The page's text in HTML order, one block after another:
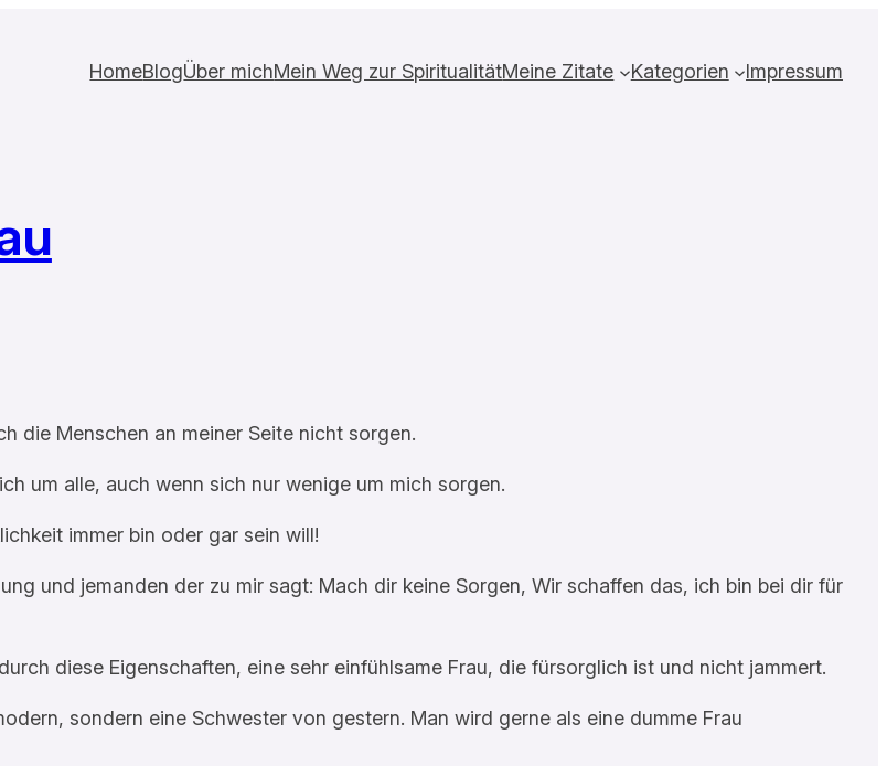
HomeBlogÜber michMein Weg zur SpiritualitätMeine Zitate Kategorien Impressum
die Menschen an meiner Seite nicht sorgen.
um alle, auch wenn sich nur wenige um mich sorgen.
immer bin oder gar sein will!
und jemanden der zu mir sagt: Mach dir keine Sorgen, Wir schaffen das, ich bin bei dir für
diese Eigenschaften, eine sehr einfühlsame Frau, die fürsorglich ist und nicht jammert.
sondern eine Schwester von gestern. Man wird gerne als eine dumme Frau